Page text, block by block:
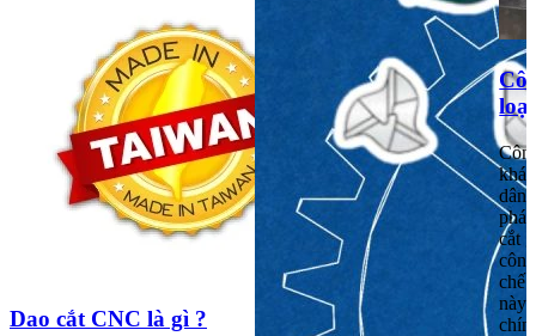
Dao cắt CNC là gì ?
khái
dân
cắt
chế
này